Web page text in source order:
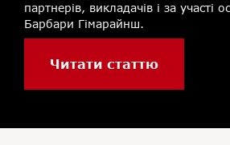
партнерів, викладачів і за участі
Барбари Гімарайнш.
Читати статтю